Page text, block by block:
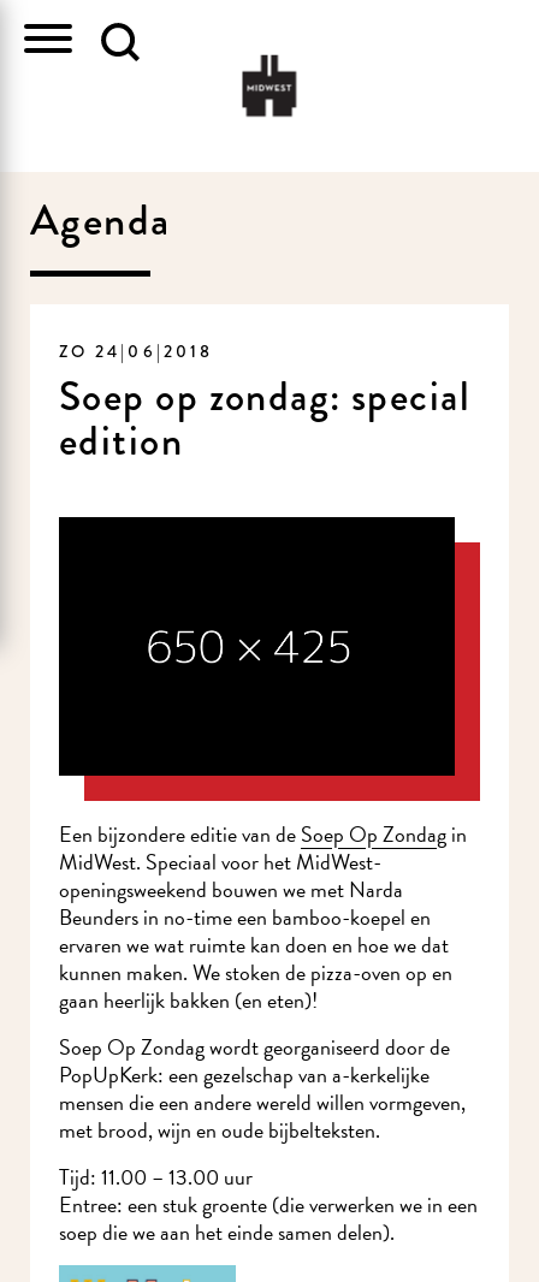
Agenda
ZO 24|06|2018
Soep op zondag: special
edition
Een bijzondere editie van deSoep Op Zondagin
MidWest. Speciaal voor het MidWest-
openingsweekend bouwen we met Narda
Beunders in no-time een bamboo-koepel en
ervaren we wat ruimte kan doen en hoe we dat
kunnen maken. We stoken de pizza-oven op en
gaan heerlijk bakken (en eten)!
Soep Op Zondag wordt georganiseerd door de
PopUpKerk: een gezelschap van a-kerkelijke
mensen die een andere wereld willen vormgeven,
met brood, wijn en oude bijbelteksten.
Tijd: 11.00 – 13.00 uur
Entree: een stuk groente (die verwerken we in een
soep die we aan het einde samen delen).